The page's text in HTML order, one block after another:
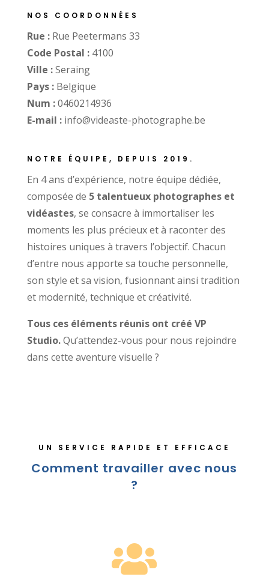
NOS COORDONNÉES
Rue :Rue Peetermans 33
Code Postal :4100
Ville :Seraing
Pays :Belgique
Num :0460214936
E-mail :info@videaste-photographe.be
NOTRE ÉQUIPE, DEPUIS 2019.
En 4 ans d’expérience, notre équipe dédiée,
composée de 5 talentueux photographes et
vidéastes, se consacre à immortaliser les
moments les plus précieux et à raconter des
histoires uniques à travers l’objectif. Chacun
d’entre nous apporte sa touche personnelle,
son style et sa vision, fusionnant ainsi tradition
et modernité, technique et créativité.
Tous ces éléments réunis ont créé VP
Studio.Qu’attendez-vous pour nous rejoindre
dans cette aventure visuelle ?
UN SERVICE RAPIDE ET EFFICACE
Comment travailler avec nous
?
